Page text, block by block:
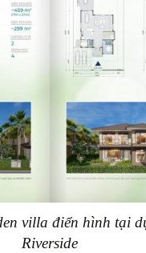
villa điển hình tại
Riverside